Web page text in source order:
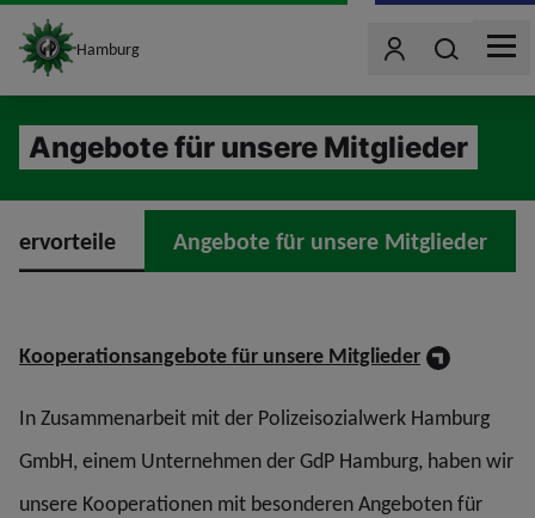
site_logo
Hamburg BenutzerWonach
MENU
Angebote für unsere Mitglieder
Angebote für unsere Mitglieder
Kooperationsangebote für unsere Mitglieder
In Zusammenarbeit mit der Polizeisozialwerk Hamburg
GmbH, einem Unternehmen der GdP Hamburg, haben wir
unsere Kooperationen mit besonderen Angeboten für